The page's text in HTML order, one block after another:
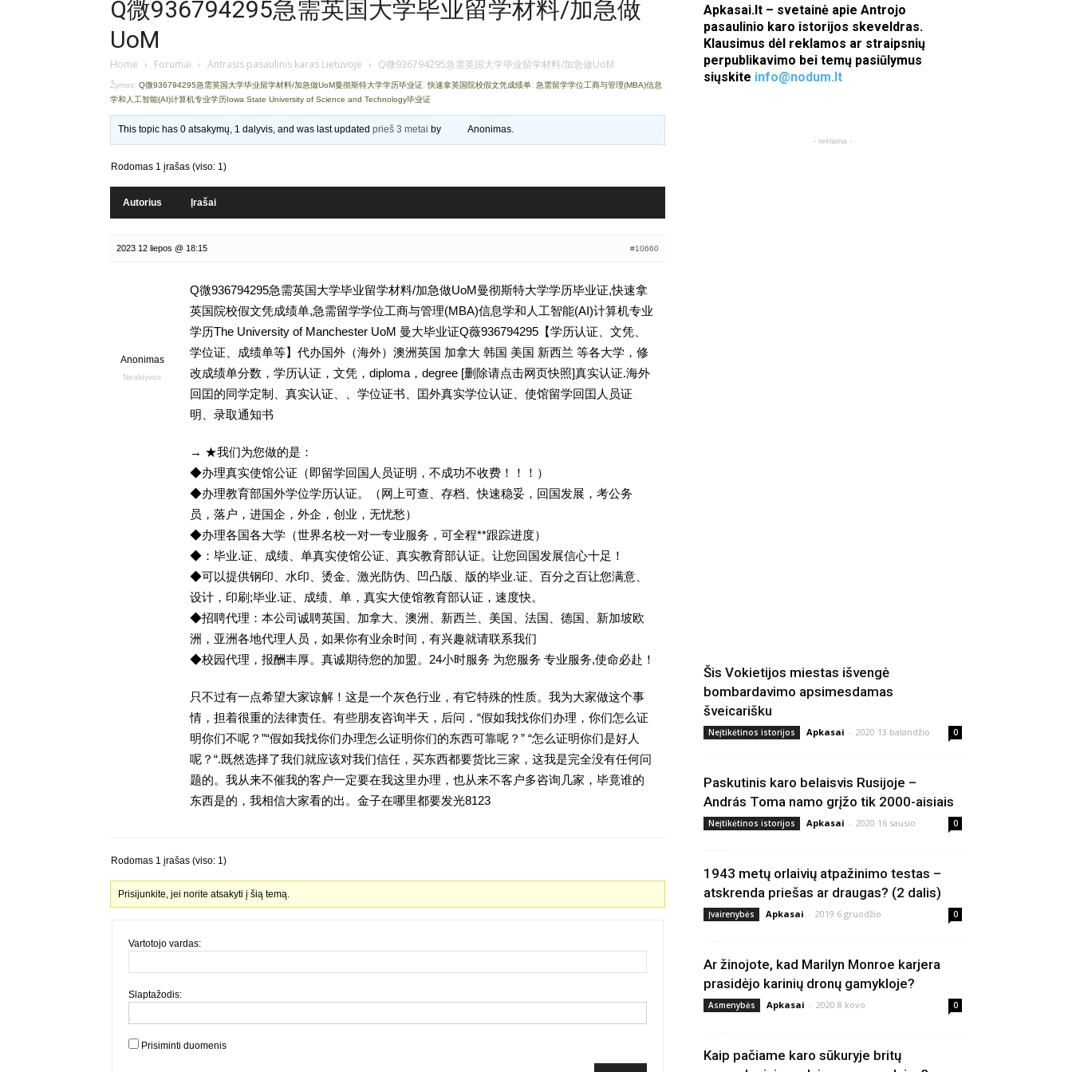
Q微936794295急需英国大学毕业留学材料/加急做
UoM
Home › Forumai › Antrasis pasaulinis karas Lietuvoje › Q微936794295急需英国大学毕业留学材料/加急做UoM
Žymos: Q微936794295急需英国大学毕业留学材料/加急做UoM曼彻斯特大学学历毕业证 快速拿英国院校假文凭成绩单 急需留学学位工商与管理(MBA)信息
学和人工智能(AI)计算机专业学历Iowa State University of Science and Technology毕业证
This topic has 0 atsakymų, 1 dalyvis, and was last updatedprieš 3 metai by Anonimas.
Rodomas 1 įrašas (viso: 1)
Autorius Įrašai
2023 12 liepos @ 18:15 #10660
Anonimas
Neaktyvus
Q微936794295急需英国大学毕业留学材料/加急做UoM曼彻斯特大学学历毕业证,快速拿
英国院校假文凭成绩单,急需留学学位工商与管理(MBA)信息学和人工智能(AI)计算机专业
学历The University of Manchester UoM 曼大毕业证Q薇936794295【学历认证、文凭、
学位证、成绩单等】代办国外（海外）澳洲英国 加拿大 韩国 美国 新西兰 等各大学，修
改成绩单分数，学历认证，文凭，diploma，degree [删除请点击网页快照]真实认证.海外
回囯的同学定制、真实认证、、学位证书、囯外真实学位认证、使馆留学回囯人员证
明、录取通知书
→ ★我们为您做的是：
◆办理真实使馆公证（即留学回国人员证明，不成功不收费！！！）
◆办理教育部国外学位学历认证。（网上可查、存档、快速稳妥，回国发展，考公务
员，落户，进国企，外企，创业，无忧愁）
◆办理各国各大学（世界名校一对一专业服务，可全程**跟踪进度）
◆：毕业.证、成绩、单真实使馆公证、真实教育部认证。让您回国发展信心十足！
◆可以提供钢印、水印、烫金、激光防伪、凹凸版、版的毕业.证、百分之百让您满意、
设计，印刷;毕业.证、成绩、单，真实大使馆教育部认证，速度快。
◆招聘代理：本公司诚聘英国、加拿大、澳洲、新西兰、美国、法国、德国、新加坡欧
洲，亚洲各地代理人员，如果你有业余时间，有兴趣就请联系我们
◆校园代理，报酬丰厚。真诚期待您的加盟。24小时服务 为您服务 专业服务,使命必赴！
只不过有一点希望大家谅解！这是一个灰色行业，有它特殊的性质。我为大家做这个事
情，担着很重的法律责任。有些朋友咨询半天，后问，“假如我找你们办理，你们怎么证
明你们不呢？”“假如我找你们办理怎么证明你们的东西可靠呢？” “怎么证明你们是好人
呢？“.既然选择了我们就应该对我们信任，买东西都要货比三家，这我是完全没有任何问
题的。我从来不催我的客户一定要在我这里办理，也从来不客户多咨询几家，毕竟谁的
东西是的，我相信大家看的出。金子在哪里都要发光8123
Rodomas 1 įrašas (viso: 1)
Prisijunkite, jei norite atsakyti į šią temą.
Vartotojo vardas:
Slaptažodis:
Prisiminti duomenis
Apkasai.lt – svetainė apie Antrojo
pasaulinio karo istorijos skeveldras.
Klausimus dėl reklamos ar straipsnių
perpublikavimo bei temų pasiūlymus
siųskite info@nodum.lt
- reklama -
Šis Vokietijos miestas išvengė
bombardavimo apsimesdamas
šveicarišku
Neįtikėtinos istorijos Apkasai - 2020 13 balandžio 0
Paskutinis karo belaisvis Rusijoje –
András Toma namo grįžo tik 2000-aisiais
Neįtikėtinos istorijos Apkasai - 2020 16 sausio 0
1943 metų orlaivių atpažinimo testas –
atskrenda priešas ar draugas? (2 dalis)
Įvairenybės Apkasai - 2019 6 gruodžio 0
Ar žinojote, kad Marilyn Monroe karjera
prasidėjo karinių dronų gamykloje?
Asmenybės Apkasai - 2020 8 kovo 0
Kaip pačiame karo sūkuryje britų